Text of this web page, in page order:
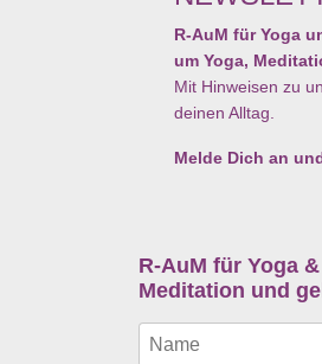
R-AuM für Yoga
um Yoga,
Mit Hinweisen zu
deinen Alltag.
Melde Dich an
R-AuM für Yoga
Meditation und